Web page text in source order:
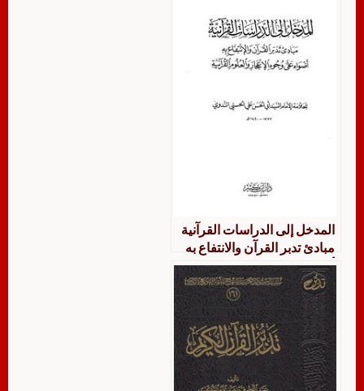
المدخل إلى الدراسات القرآنية
مبادئ تدبر القرآن والانتفاع به
أضواء على وجوه
الإعجازوالعلوم القرآنية